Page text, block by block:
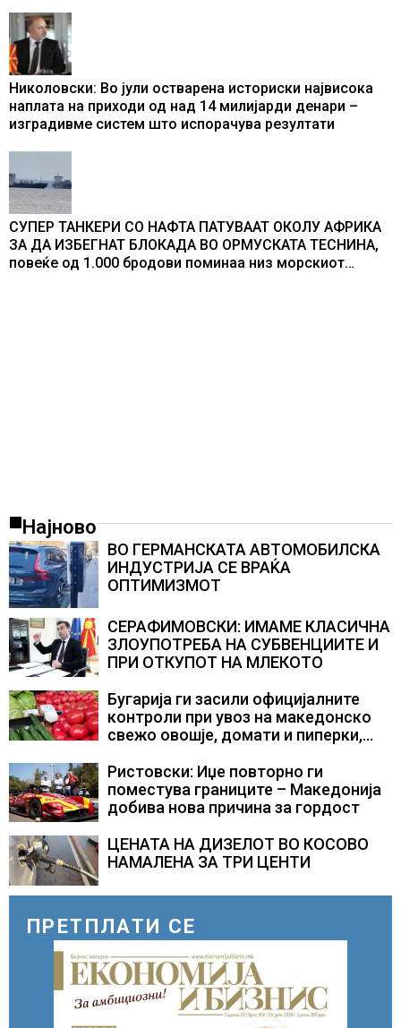
Николовски: Во јули остварена историски највисока
наплата на приходи од над 14 милијарди денари –
изградивме систем што испорачува резултати
СУПЕР ТАНКЕРИ СО НАФТА ПАТУВААТ ОКОЛУ АФРИКА
ЗА ДА ИЗБЕГНАТ БЛОКАДА ВО ОРМУСКАТА ТЕСНИНА,
повеќе од 1.000 бродови поминаа низ морскиот
Најново
ВО ГЕРМАНСКАТА АВТОМОБИЛСКА
ИНДУСТРИЈА СЕ ВРАЌА
ОПТИМИЗМОТ
СЕРАФИМОВСКИ: ИМАМЕ КЛАСИЧНА
ЗЛОУПОТРЕБА НА СУБВЕНЦИИТЕ И
ПРИ ОТКУПОТ НА МЛЕКОТО
Бугарија ги засили официјалните
контроли при увоз на македонско
свежо овошје, домати и пиперки,
Ристовски: Иџе повторно ги
поместува границите – Македонија
добива нова причина за гордост
ЦЕНАТА НА ДИЗЕЛОТ ВО КОСОВО
НАМАЛЕНА ЗА ТРИ ЦЕНТИ
ПРЕТПЛАТИ СЕ